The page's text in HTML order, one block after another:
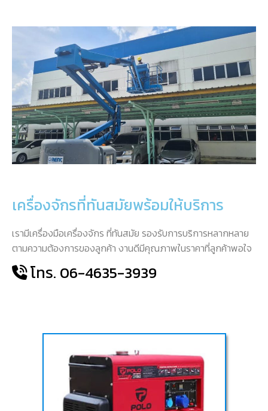
เครื่องจักรที่ทันสมัยพร้อมให้บริการ
เรามีเครื่องมือเครื่องจักร ที่ทันสมัย รองรับการบริการหลากหลาย
ตามความต้องการของลูกค้า งานดีมีคุณภาพในราคาที่ลูกค้าพอใจ
โทร. 06-4635-3939